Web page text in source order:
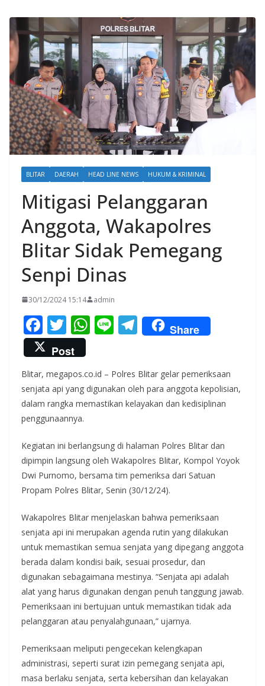
BLITAR DAERAH HEAD LINE NEWS HUKUM & KRIMINAL
Mitigasi Pelanggaran
Anggota, Wakapolres
Blitar Sidak Pemegang
Senpi Dinas
30/12/2024 15:14 admin
F
ac
e
b
o
o
k
T
w
itt
er
W
s
A
p
Li T
el
gr
a
Share
Post
Blitar, megapos.co.id – Polres Blitar gelar pemeriksaan
senjata api yang digunakan oleh para anggota kepolisian,
dalam rangka memastikan kelayakan dan kedisiplinan
penggunaannya.
Kegiatan ini berlangsung di halaman Polres Blitar dan
dipimpin langsung oleh Wakapolres Blitar, Kompol Yoyok
Dwi Purnomo, bersama tim pemeriksa dari Satuan
Propam Polres Blitar, Senin (30/12/24).
Wakapolres Blitar menjelaskan bahwa pemeriksaan
senjata api ini merupakan agenda rutin yang dilakukan
untuk memastikan semua senjata yang dipegang anggota
berada dalam kondisi baik, sesuai prosedur, dan
digunakan sebagaimana mestinya. “Senjata api adalah
alat yang harus digunakan dengan penuh tanggung jawab.
Pemeriksaan ini bertujuan untuk memastikan tidak ada
pelanggaran atau penyalahgunaan,” ujarnya.
Pemeriksaan meliputi pengecekan kelengkapan
administrasi, seperti surat izin pemegang senjata api,
masa berlaku senjata, serta kebersihan dan kelayakan